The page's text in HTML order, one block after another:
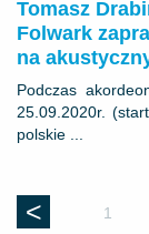
Tomasz
Folwark
na
Podczas
25.09.2020r.
polskie ...
< 1